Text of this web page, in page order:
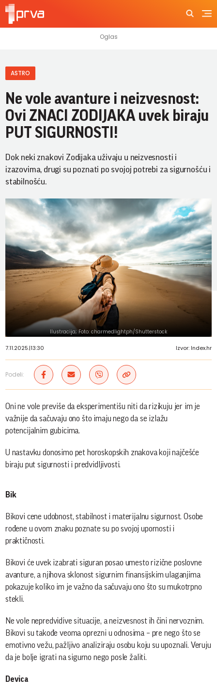
ASTRO
Ne vole avanture i neizvesnost:
Ovi ZNACI ZODIJAKA uvek biraju
PUT SIGURNOSTI!
Dok neki znakovi Zodijaka uživaju u neizvesnosti i
izazovima, drugi su poznati po svojoj potrebi za sigurnošću i
stabilnošću.
Ilustracija; Foto: charmedlightph/Shutterstock
7.11.2025.|13:30 Izvor: Index.hr
Podeli:
Oni ne vole previše da eksperimentišu niti da rizikuju jer im je
važnije da sačuvaju ono što imaju nego da se izlažu
potencijalnim gubicima.
U nastavku donosimo pet horoskopskih znakova koji najčešće
biraju put sigurnosti i predvidljivosti.
Bik
Bikovi cene udobnost, stabilnost i materijalnu sigurnost. Osobe
rođene u ovom znaku poznate su po svojoj upornosti i
praktičnosti.
Bikovi će uvek izabrati siguran posao umesto rizične poslovne
avanture, a njihova sklonost sigurnim finansijskim ulaganjima
pokazuje koliko im je važno da sačuvaju ono što su mukotrpno
stekli.
Ne vole nepredvidive situacije, a neizvesnost ih čini nervoznim.
Bikovi su takođe veoma oprezni u odnosima – pre nego što se
emotivno vežu, pažljivo analiziraju osobu koju su upoznali. Veruju
da je bolje igrati na sigurno nego posle žaliti.
Devica